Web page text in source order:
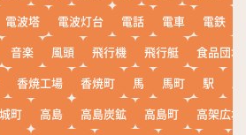
電波塔 電波灯台 電話 電車 電鉄
音楽 風頭 飛行機 飛行艇
食品団地
香焼工場 香焼町 馬 馬町 駅
町 高島 高島炭鉱 高島町
高架広場